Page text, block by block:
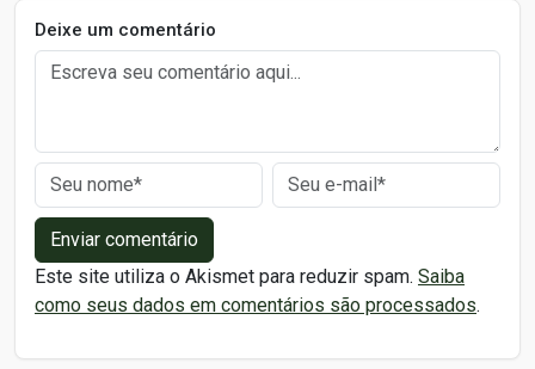
Deixe um comentário
Enviar comentário
Este site utiliza o Akismet para reduzir spam. Saiba
como seus dados em comentários são processados.